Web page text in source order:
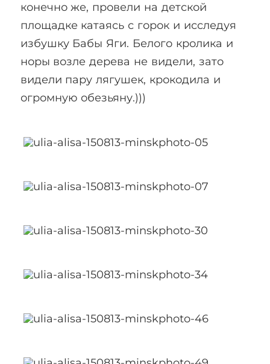
конечно же, провели на детской
площадке катаясь с горок и исследуя
избушку Бабы Яги. Белого кролика и
норы возле дерева не видели, зато
видели пару лягушек, крокодила и
огромную обезьяну.)))